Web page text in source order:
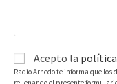
Acepto la política
Radio Arnedo te informa que